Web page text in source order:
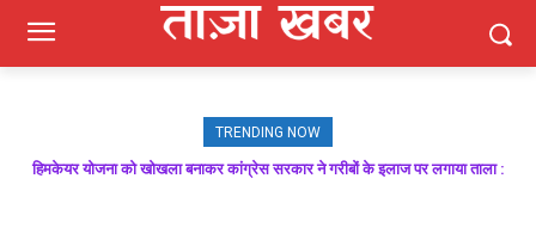
TRENDING NOW
हिमकेयर योजना को खोखला बनाकर कांग्रेस सरकार ने गरीबों के इलाज पर लगाया ताला :